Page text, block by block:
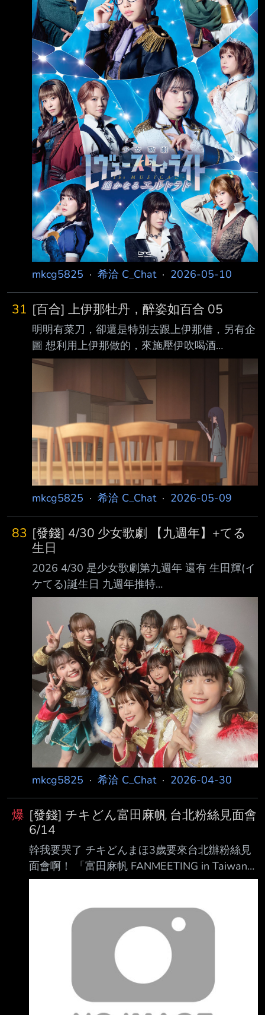
https://i.imgur.com/NyRIJb0.png 2026年5月11
日(月)～17日（日） 線上配信 ■Stream
mkcg5825 · 希洽 C_Chat· 2026-05-10
31 [百合] 上伊那牡丹，醉姿如百合 05
明明有菜刀，卻還是特別去跟上伊那借，另有企
圖 想利用上伊那做的，來施壓伊吹喝酒
https://i.imgur.com/A0c0Cge.png
https://i.imgur.com/7mBzrMm.png 跟上伊那一
起做草莓威士忌，想要給伊吹。自己的心思都被
上伊那掌握了 明知自己的心意跟自己一樣，卻
還是各種施捨 https://i.imgur.com/mY2icMT.png
https://i.imgur.com/lNWto4g.png 終於發起進攻
單獨邀請伊吹去泡溫泉，特地選溫泉就是想問這
個問題 ht
mkcg5825 · 希洽 C_Chat· 2026-05-09
83 [發錢] 4/30 少女歌劇 【九週年】+てる
生日
2026 4/30 是少女歌劇第九週年 還有 生田輝(イ
ケてる)誕生日 九週年推特
https://x.com/koyamamomoyo/status/2049504
841010118861 小山百代
https://x.com/haruki_iwata/status/2049767549
823553649 岩田陽葵
https://x.com/satohina1223/status/204952211
2139014164 佐藤日向
https://x.com/k_moeka_/status/204951
mkcg5825 · 希洽 C_Chat· 2026-04-30
爆 [發錢] チキどん富田麻帆 台北粉絲見面會
6/14
幹我要哭了 チキどんまほ3歲要來台北辦粉絲見
面會啊！ 「富田麻帆 FANMEETING in Taiwan」
https://bely.cc/fcanbu 日期：2026 年 6 月 14 日
中正區羅斯福路一段94號B1） 主辦：Sugar
Free Entertainment 現場統籌：集藝文化
#MAHO_INTW #富田麻帆 まほ姉FC chikidon
house優先購票 FC整理可以看這邊 #1VPO0S9t
(ShoujoKageki) https: